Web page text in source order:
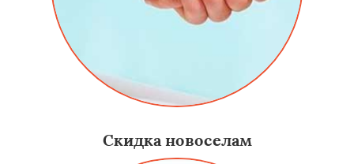
Скидка новоселам